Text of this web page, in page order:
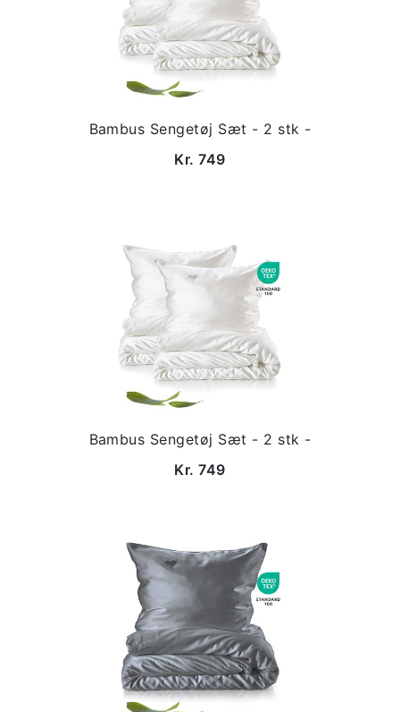
Bambus Sengetøj Sæt - 2 stk -
Kr. 749
Bambus Sengetøj Sæt - 2 stk -
Kr. 749